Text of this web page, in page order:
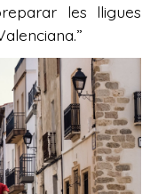
les lligues